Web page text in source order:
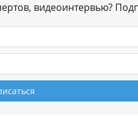
видеоинтервью?